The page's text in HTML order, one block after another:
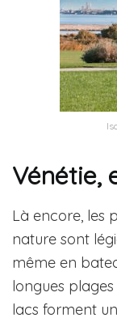
Vénétie,
Là encore, les
nature sont
même en
longues
lacs forment